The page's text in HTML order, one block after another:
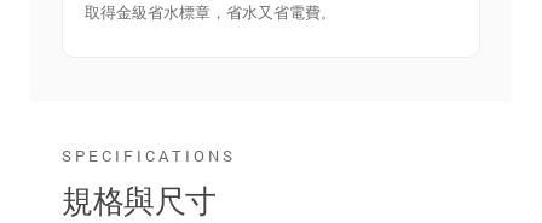
取得金級省水標章，省水又省電費。
SPECIFICATIONS
規格與尺寸